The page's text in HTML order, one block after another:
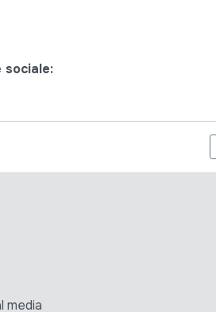
sociale:
VACANT DE ECONOMIST
media